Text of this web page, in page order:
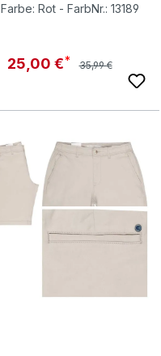
Farbe: Rot - FarbNr.: 13189
Verkaufspreis:
25,00 € Regulärer Preis:
35,99 €